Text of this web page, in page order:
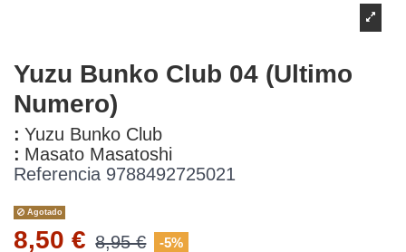
Yuzu Bunko Club 04 (Ultimo
Numero)
: Yuzu Bunko Club
: Masato Masatoshi
Referencia 9788492725021
Agotado
8,50 € 8,95 € -5%